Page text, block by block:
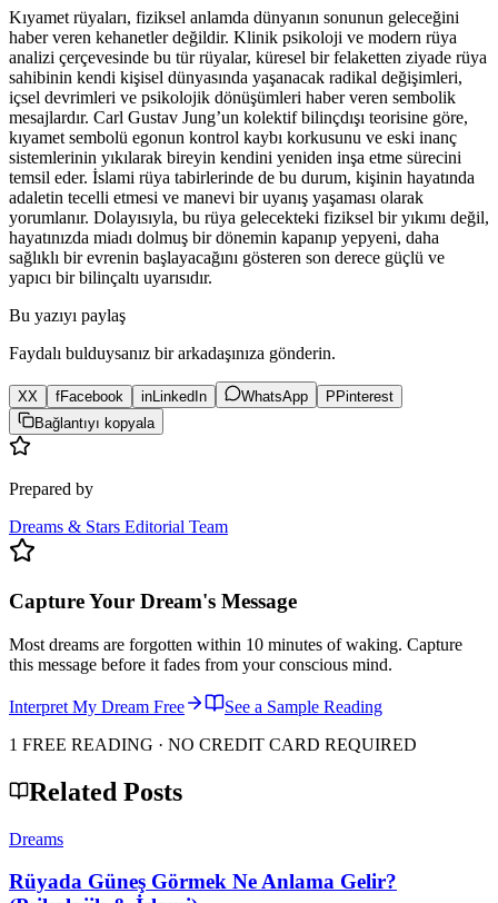
Kıyamet rüyaları, fiziksel anlamda dünyanın sonunun geleceğini
haber veren kehanetler değildir. Klinik psikoloji ve modern rüya
analizi çerçevesinde bu tür rüyalar, küresel bir felaketten ziyade rüya
sahibinin kendi kişisel dünyasında yaşanacak radikal değişimleri,
içsel devrimleri ve psikolojik dönüşümleri haber veren sembolik
mesajlardır. Carl Gustav Jung’un kolektif bilinçdışı teorisine göre,
kıyamet sembolü egonun kontrol kaybı korkusunu ve eski inanç
sistemlerinin yıkılarak bireyin kendini yeniden inşa etme sürecini
temsil eder. İslami rüya tabirlerinde de bu durum, kişinin hayatında
adaletin tecelli etmesi ve manevi bir uyanış yaşaması olarak
yorumlanır. Dolayısıyla, bu rüya gelecekteki fiziksel bir yıkımı değil,
hayatınızda miadı dolmuş bir dönemin kapanıp yepyeni, daha
sağlıklı bir evrenin başlayacağını gösteren son derece güçlü ve
yapıcı bir bilinçaltı uyarısıdır.
Bu yazıyı paylaş
Faydalı bulduysanız bir arkadaşınıza gönderin.
XX fFacebook inLinkedIn WhatsApp P Pinterest
Bağlantıyı kopyala
Prepared by
Dreams & Stars Editorial Team
Capture Your Dream's Message
Most dreams are forgotten within 10 minutes of waking. Capture
this message before it fades from your conscious mind.
Interpret My Dream Free
See a Sample Reading
1 FREE READING · NO CREDIT CARD REQUIRED
Related Posts
Dreams
Rüyada Güneş Görmek Ne Anlama Gelir?